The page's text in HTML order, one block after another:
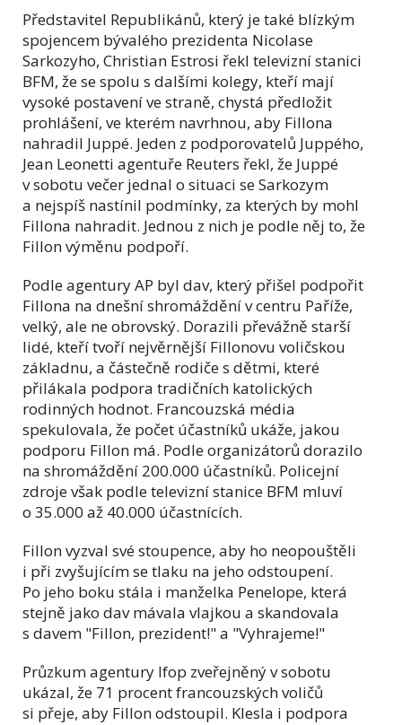
Představitel Republikánů, který je také blízkým
spojencem bývalého prezidenta Nicolase
Sarkozyho, Christian Estrosi řekl televizní stanici
BFM, že se spolu s dalšími kolegy, kteří mají
vysoké postavení ve straně, chystá předložit
prohlášení, ve kterém navrhnou, aby Fillona
nahradil Juppé. Jeden z podporovatelů Juppého,
Jean Leonetti agentuře Reuters řekl, že Juppé
v sobotu večer jednal o situaci se Sarkozym
a nejspíš nastínil podmínky, za kterých by mohl
Fillona nahradit. Jednou z nich je podle něj to, že
Fillon výměnu podpoří.
Podle agentury AP byl dav, který přišel podpořit
Fillona na dnešní shromáždění v centru Paříže,
velký, ale ne obrovský. Dorazili převážně starší
lidé, kteří tvoří nejvěrnější Fillonovu voličskou
základnu, a částečně rodiče s dětmi, které
přilákala podpora tradičních katolických
rodinných hodnot. Francouzská média
spekulovala, že počet účastníků ukáže, jakou
podporu Fillon má. Podle organizátorů dorazilo
na shromáždění 200.000 účastníků. Policejní
zdroje však podle televizní stanice BFM mluví
o 35.000 až 40.000 účastnících.
Fillon vyzval své stoupence, aby ho neopouštěli
i při zvyšujícím se tlaku na jeho odstoupení.
Po jeho boku stála i manželka Penelope, která
stejně jako dav mávala vlajkou a skandovala
s davem "Fillon, prezident!" a "Vyhrajeme!"
Průzkum agentury Ifop zveřejněný v sobotu
ukázal, že 71 procent francouzských voličů
si přeje, aby Fillon odstoupil. Klesla i podpora